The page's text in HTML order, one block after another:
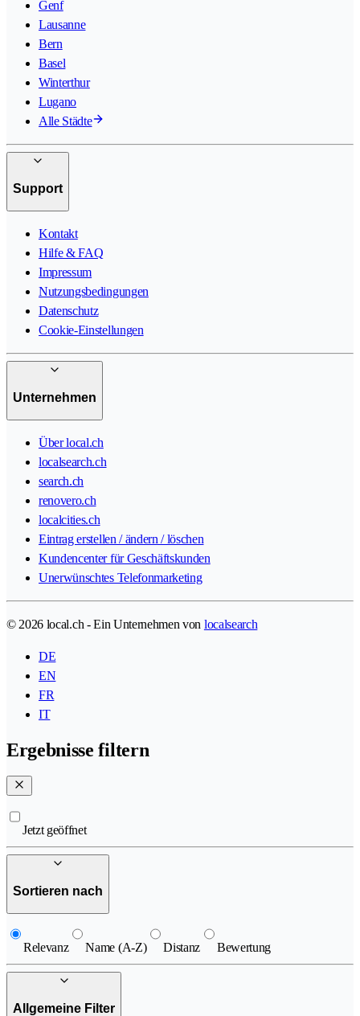
Genf
Lausanne
Bern
Basel
Winterthur
Lugano
Alle Städte
Support
Kontakt
Hilfe & FAQ
Impressum
Nutzungsbedingungen
Datenschutz
Cookie-Einstellungen
Unternehmen
Über local.ch
localsearch.ch
search.ch
renovero.ch
localcities.ch
Eintrag erstellen / ändern / löschen
Kundencenter für Geschäftskunden
Unerwünschtes Telefonmarketing
© 2026 local.ch - Ein Unternehmen von localsearch
DE
EN
FR
IT
Ergebnisse filtern
Jetzt geöffnet
Sortieren nach
Relevanz Name (A-Z) Distanz Bewertung
Allgemeine Filter